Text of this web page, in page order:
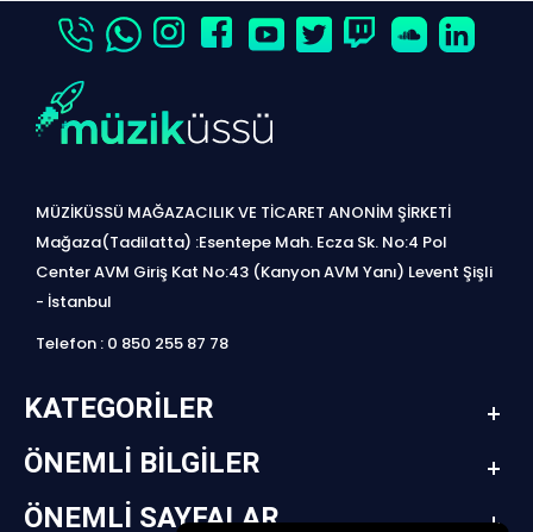
MÜZİKÜSSÜ MAĞAZACILIK VE TİCARET ANONİM ŞİRKETİ
Mağaza(Tadilatta) :Esentepe Mah. Ecza Sk. No:4 Pol
Center AVM Giriş Kat No:43 (Kanyon AVM Yanı) Levent Şişli
- İstanbul
Telefon : 0 850 255 87 78
KATEGORILER
ÖNEMLI BILGILER
ÖNEMLI SAYFALAR